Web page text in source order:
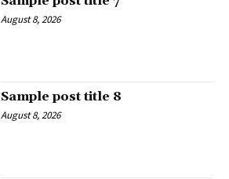
August 8, 2026
Sample post title 8
August 8, 2026